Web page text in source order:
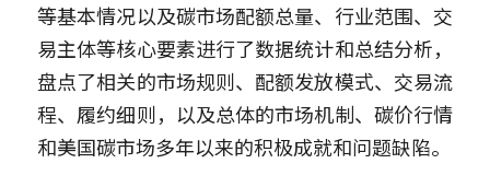
等基本情况以及碳市场配额总量、行业范围、交
易主体等核心要素进行了数据统计和总结分析，
盘点了相关的市场规则、配额发放模式、交易流
程、履约细则，以及总体的市场机制、碳价行情
和美国碳市场多年以来的积极成就和问题缺陷。